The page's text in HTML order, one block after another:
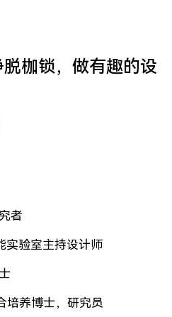
枷锁，做有趣的设
者
实验室主持设计师
培养博士，研究员